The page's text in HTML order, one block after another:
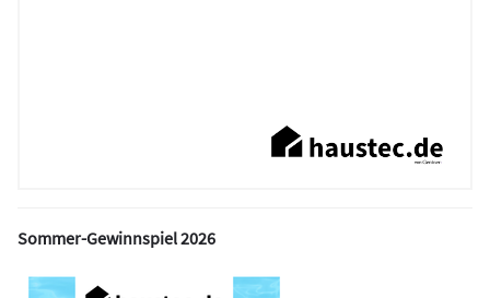
Sommer-Gewinnspiel 2026